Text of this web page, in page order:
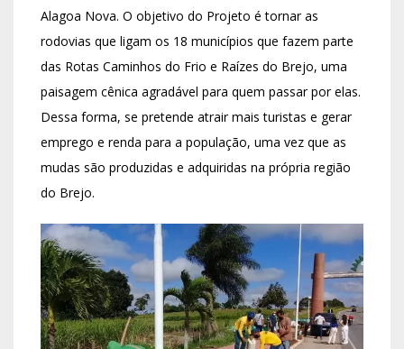
Alagoa Nova. O objetivo do Projeto é tornar as
rodovias que ligam os 18 municípios que fazem parte
das Rotas Caminhos do Frio e Raízes do Brejo, uma
paisagem cênica agradável para quem passar por elas.
Dessa forma, se pretende atrair mais turistas e gerar
emprego e renda para a população, uma vez que as
mudas são produzidas e adquiridas na própria região
do Brejo.